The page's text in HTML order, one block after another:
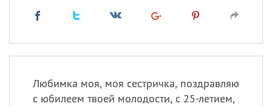
Любимка моя, моя сестричка, поздравляю
с юбилеем твоей молодости, с 25-летием,